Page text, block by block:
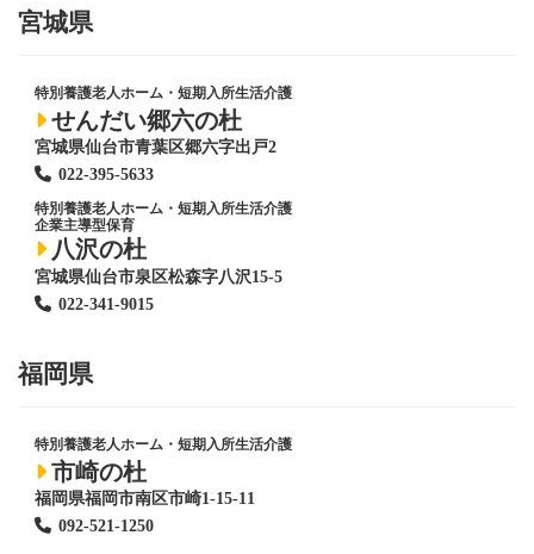
宮城県
特別養護老人ホーム ・短期入所生活介護
せんだい郷六の杜
宮城県仙台市青葉区郷六字出戸2
022-395-5633
特別養護老人ホーム ・短期入所生活介護
企業主導型保育
八沢の杜
宮城県仙台市泉区松森字八沢15-5
022-341-9015
福岡県
特別養護老人ホーム ・短期入所生活介護
市崎の杜
福岡県福岡市南区市崎1-15-11
092-521-1250